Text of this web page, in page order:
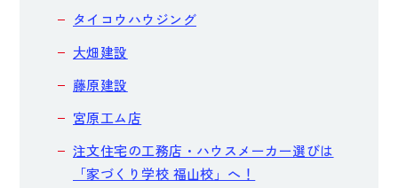
タイコウハウジング
大畑建設
藤原建設
宮原工ム店
注文住宅の工務店・ハウスメーカー選びは
「家づくり学校 福山校」へ！